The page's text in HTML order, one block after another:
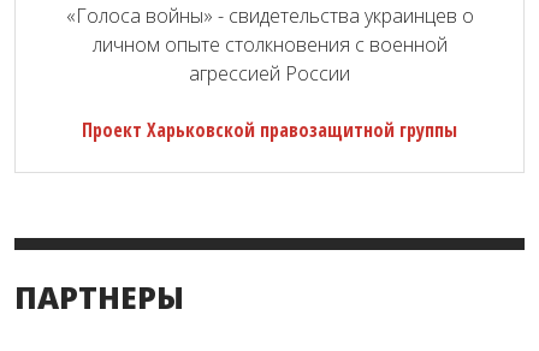
«Голоса войны» - свидетельства украинцев о
личном опыте столкновения с военной
агрессией России
Проект Харьковской правозащитной группы
ПАРТНЕРЫ